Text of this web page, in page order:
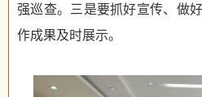
强巡查。三是要抓好宣传、做
作成果及时展示。